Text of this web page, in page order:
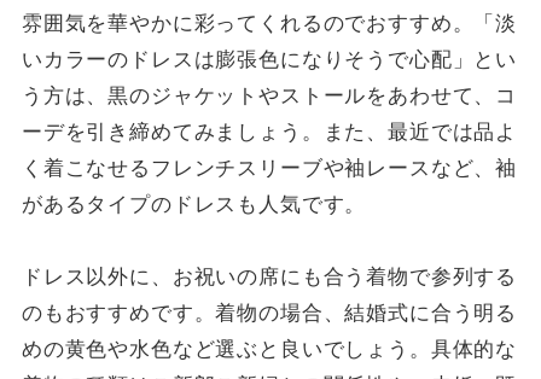
雰囲気を華やかに彩ってくれるのでおすすめ。「淡
いカラーのドレスは膨張色になりそうで心配」とい
う方は、黒のジャケットやストールをあわせて、コ
ーデを引き締めてみましょう。また、最近では品よ
く着こなせるフレンチスリーブや袖レースなど、袖
があるタイプのドレスも人気です。
ドレス以外に、お祝いの席にも合う着物で参列する
のもおすすめです。着物の場合、結婚式に合う明る
めの黄色や水色など選ぶと良いでしょう。具体的な